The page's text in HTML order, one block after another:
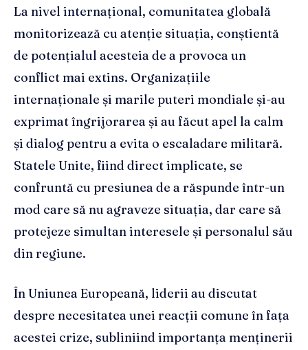
La nivel internațional, comunitatea globală
monitorizează cu atenție situația, conștientă
de potențialul acesteia de a provoca un
conflict mai extins. Organizațiile
internaționale și marile puteri mondiale și-au
exprimat îngrijorarea și au făcut apel la calm
și dialog pentru a evita o escaladare militară.
Statele Unite, fiind direct implicate, se
confruntă cu presiunea de a răspunde într-un
mod care să nu agraveze situația, dar care să
protejeze simultan interesele și personalul său
din regiune.
În Uniunea Europeană, liderii au discutat
despre necesitatea unei reacții comune în fața
acestei crize, subliniind importanța menținerii